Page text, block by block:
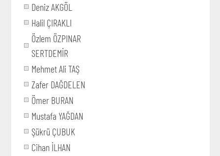
Deniz AKGÖL
Halil ÇIRAKLI
Özlem ÖZPINAR
SERTDEMİR
Mehmet Ali TAŞ
Zafer DAĞDELEN
Ömer BURAN
Mustafa YAĞDAN
Şükrü ÇUBUK
Cihan İLHAN